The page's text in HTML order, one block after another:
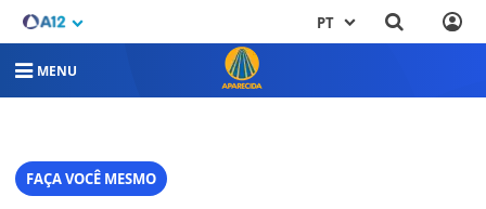
PT
MENU
FAÇA VOCÊ MESMO